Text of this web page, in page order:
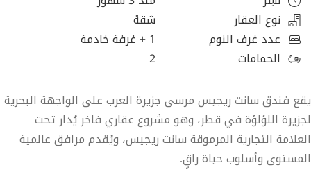
نوع العقار
شقة
عدد غرف النوم
1+ غرفة خادمة
الحمامات
2
يقع فندق سانت ريجيس مرسى جزيرة العرب على الواجهة البحرية
لجزيرة اللؤلؤة في قطر، وهو مشروع عقاري فاخر يُدار تحت
العلامة التجارية المرموقة سانت ريجيس، ويُقدم مرافق عالمية
المستوى وأسلوب حياة راقٍ.